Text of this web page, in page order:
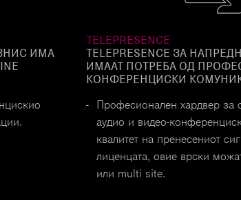
ИМА
TELEPRESENCE
TELEPRESENCE ЗА
ИМААТ ПОТРЕБА ОД
КОНФЕРЕНЦИСКИ
Професионален хардвер за
аудио и видео-
квалитет на пренесениот
лиценцата, овие врски
или multi site.